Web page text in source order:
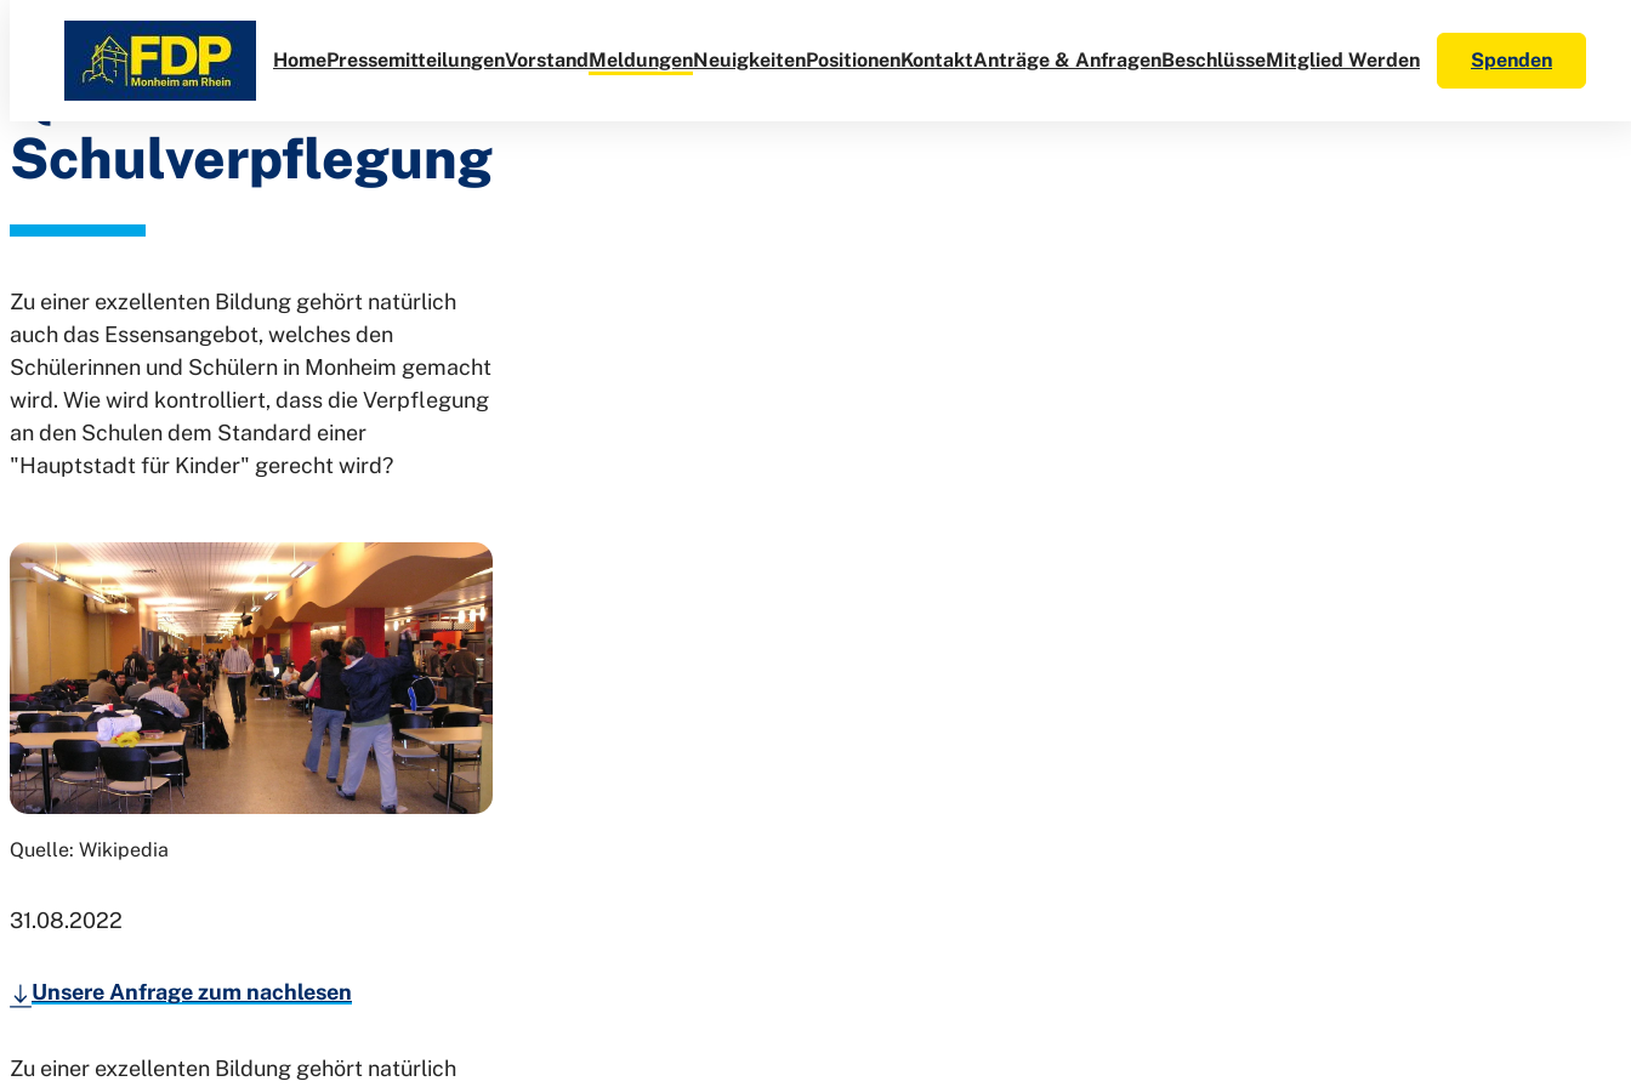
Direkt
HomePressemitteilungenVorstandMeldungenNeuigkeitenPositionenKontaktAnträge & AnfragenBeschlüsseMitglied Werden Spenden
Anfrage zur
Qualität der
Schulverpflegung
Zu einer exzellenten Bildung gehört natürlich
auch das Essensangebot, welches den
Schülerinnen und Schülern in Monheim gemacht
wird. Wie wird kontrolliert, dass die Verpflegung
an den Schulen dem Standard einer
"Hauptstadt für Kinder" gerecht wird?
Quelle: Wikipedia
31.08.2022
Unsere Anfrage zum nachlesen
Zu einer exzellenten Bildung gehört natürlich